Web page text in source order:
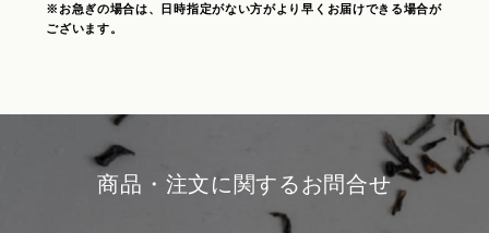
※お急ぎの場合は、日時指定がない方がより早くお届けできる場合が
ございます。
商品・注文に関するお問合せ